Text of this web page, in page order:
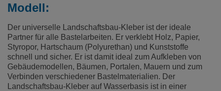
Modell:
Der universelle Landschaftsbau-Kleber ist der ideale
Partner für alle Bastelarbeiten. Er verklebt Holz, Papier,
Styropor, Hartschaum (Polyurethan) und Kunststoffe
schnell und sicher. Er ist damit ideal zum Aufkleben von
Gebäudemodellen, Bäumen, Portalen, Mauern und zum
Verbinden verschiedener Bastelmaterialien. Der
Landschaftsbau-Kleber auf Wasserbasis ist in einer